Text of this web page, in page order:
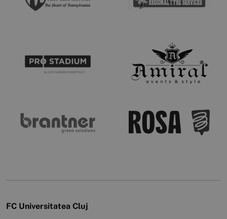
FC Universitatea Cluj